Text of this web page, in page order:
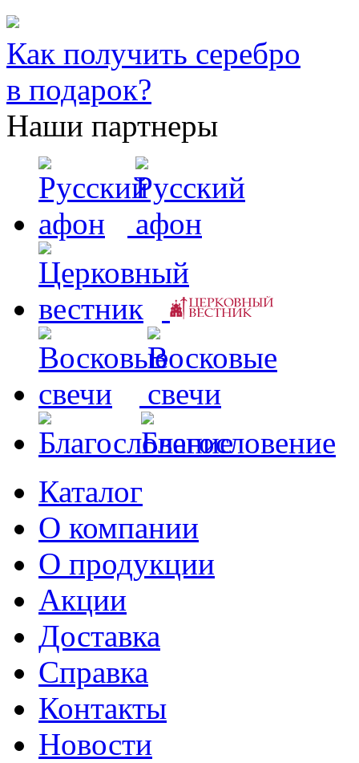
Как получить серебро
в подарок?
Наши партнеры
Каталог
О компании
О продукции
Акции
Доставка
Справка
Контакты
Новости